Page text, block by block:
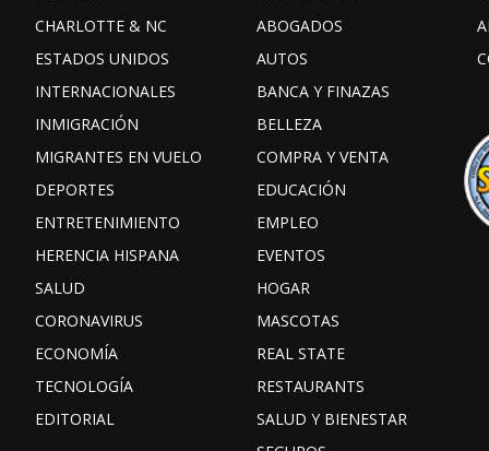
CHARLOTTE & NC
ESTADOS UNIDOS
INTERNACIONALES
INMIGRACIÓN
MIGRANTES EN VUELO
DEPORTES
ENTRETENIMIENTO
HERENCIA HISPANA
SALUD
CORONAVIRUS
ECONOMÍA
TECNOLOGÍA
EDITORIAL
ABOGADOS
AUTOS
BANCA Y FINAZAS
BELLEZA
COMPRA Y VENTA
EDUCACIÓN
EMPLEO
EVENTOS
HOGAR
MASCOTAS
REAL STATE
RESTAURANTS
SALUD Y BIENESTAR